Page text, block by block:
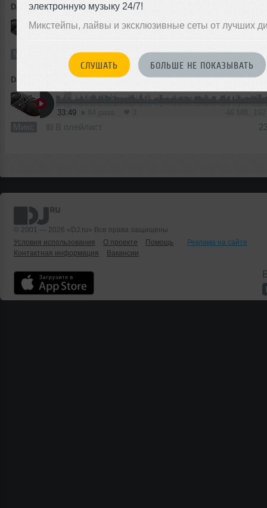
электронную музыку 24/7!
Микстейпы, лайвы и эксклюзивные сеты от лучших
СЛУШАТЬ БОЛЬШЕ НЕ ПОКАЗЫВАТЬ
DJ Svetlyi ➝DJ Светлый В рИтМе HoUsE (#2)
Микс В плейлист
DJ Svetlyi DJ Светлый В рИтМе HoUse ( # 1)
33:49
Микс В плейлист
© 2001 — 2026 «DJ.ru» Все права защищены.
Условия использования
О проекте Помощь
Реклама на сайте
Контактная информация
Вакансии